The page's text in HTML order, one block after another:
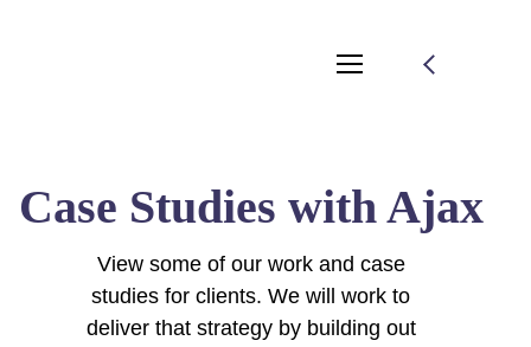
Case Studies with Ajax
View some of our work and case
studies for clients. We will work to
deliver that strategy by building out